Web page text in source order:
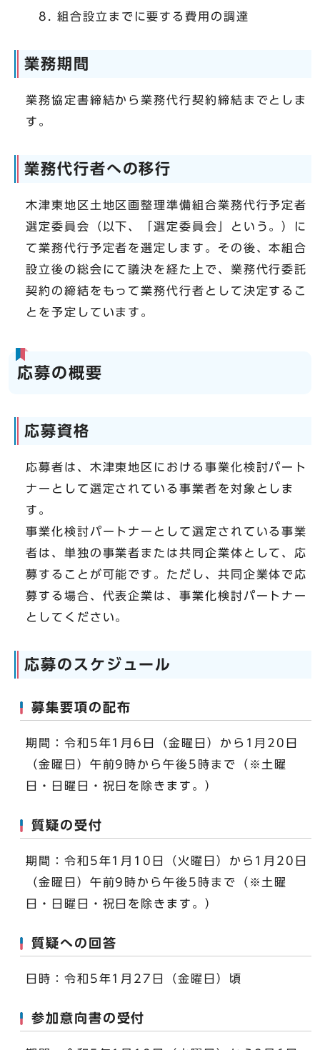
組合設立までに要する費用の調達
業務期間
業務協定書締結から業務代行契約締結までとしま
す。
業務代行者への移行
木津東地区土地区画整理準備組合業務代行予定者
選定委員会（以下、「選定委員会」という。）に
て業務代行予定者を選定します。その後、本組合
設立後の総会にて議決を経た上で、業務代行委託
契約の締結をもって業務代行者として決定するこ
とを予定しています。
応募の概要
応募資格
応募者は、木津東地区における事業化検討パート
ナーとして選定されている事業者を対象としま
す。
事業化検討パートナーとして選定されている事業
者は、単独の事業者または共同企業体として、応
募することが可能です。ただし、共同企業体で応
募する場合、代表企業は、事業化検討パートナー
としてください。
応募のスケジュール
募集要項の配布
期間：令和5年1月6日（金曜日）から1月20日
（金曜日）午前9時から午後5時まで（※土曜
日・日曜日・祝日を除きます。）
質疑の受付
期間：令和5年1月10日（火曜日）から1月20日
（金曜日）午前9時から午後5時まで（※土曜
日・日曜日・祝日を除きます。）
質疑への回答
日時：令和5年1月27日（金曜日）頃
参加意向書の受付